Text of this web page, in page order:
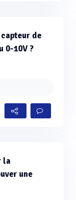
de
0-10V ?
la
une